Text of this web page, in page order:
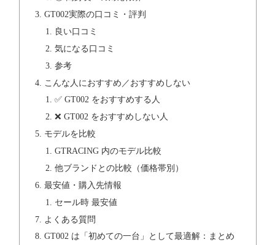
GT002実際の口コミ・評判
良い口コミ
気になる口コミ
参考
こんな人におすすめ／おすすめしない
✅ GT002 をおすすめする人
❌ GT002 をおすすめしない人
モデルを比較
GTRACING 内のモデル比較
他ブランドとの比較（価格帯別）
最安値・購入先情報
セール時 最安値
よくある質問
GT002 は「初めての一台」として最適解：まとめ